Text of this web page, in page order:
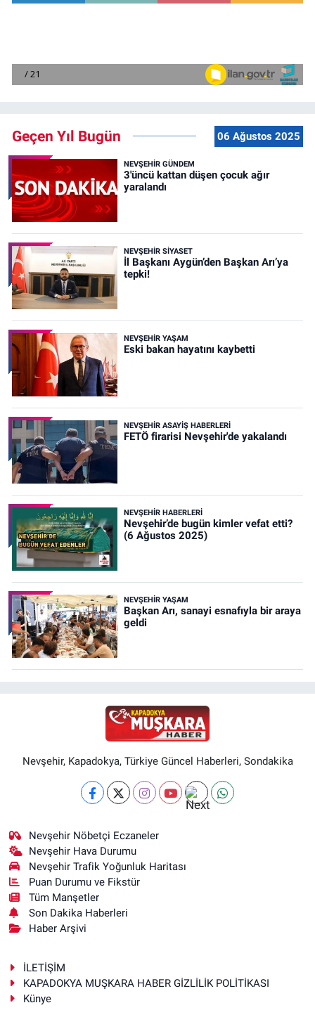
Geçen Yıl Bugün 06 Ağustos 2025
NEVŞEHIR GÜNDEM
3'üncü kattan düşen çocuk ağır
yaralandı
NEVŞEHIR SIYASET
İl Başkanı Aygün’den Başkan Arı’ya
tepki!
NEVŞEHIR YAŞAM
Eski bakan hayatını kaybetti
NEVŞEHIR ASAYIŞ HABERLERI
FETÖ firarisi Nevşehir'de yakalandı
NEVŞEHIR HABERLERI
Nevşehir’de bugün kimler vefat etti?
(6 Ağustos 2025)
NEVŞEHIR YAŞAM
Başkan Arı, sanayi esnafıyla bir araya
geldi
Nevşehir, Kapadokya, Türkiye Güncel Haberleri, Sondakika
Nevşehir Nöbetçi Eczaneler
Nevşehir Hava Durumu
Nevşehir Trafik Yoğunluk Haritası
Puan Durumu ve Fikstür
Tüm Manşetler
Son Dakika Haberleri
Haber Arşivi
İLETİŞİM
KAPADOKYA MUŞKARA HABER GİZLİLİK POLİTİKASI
Künye